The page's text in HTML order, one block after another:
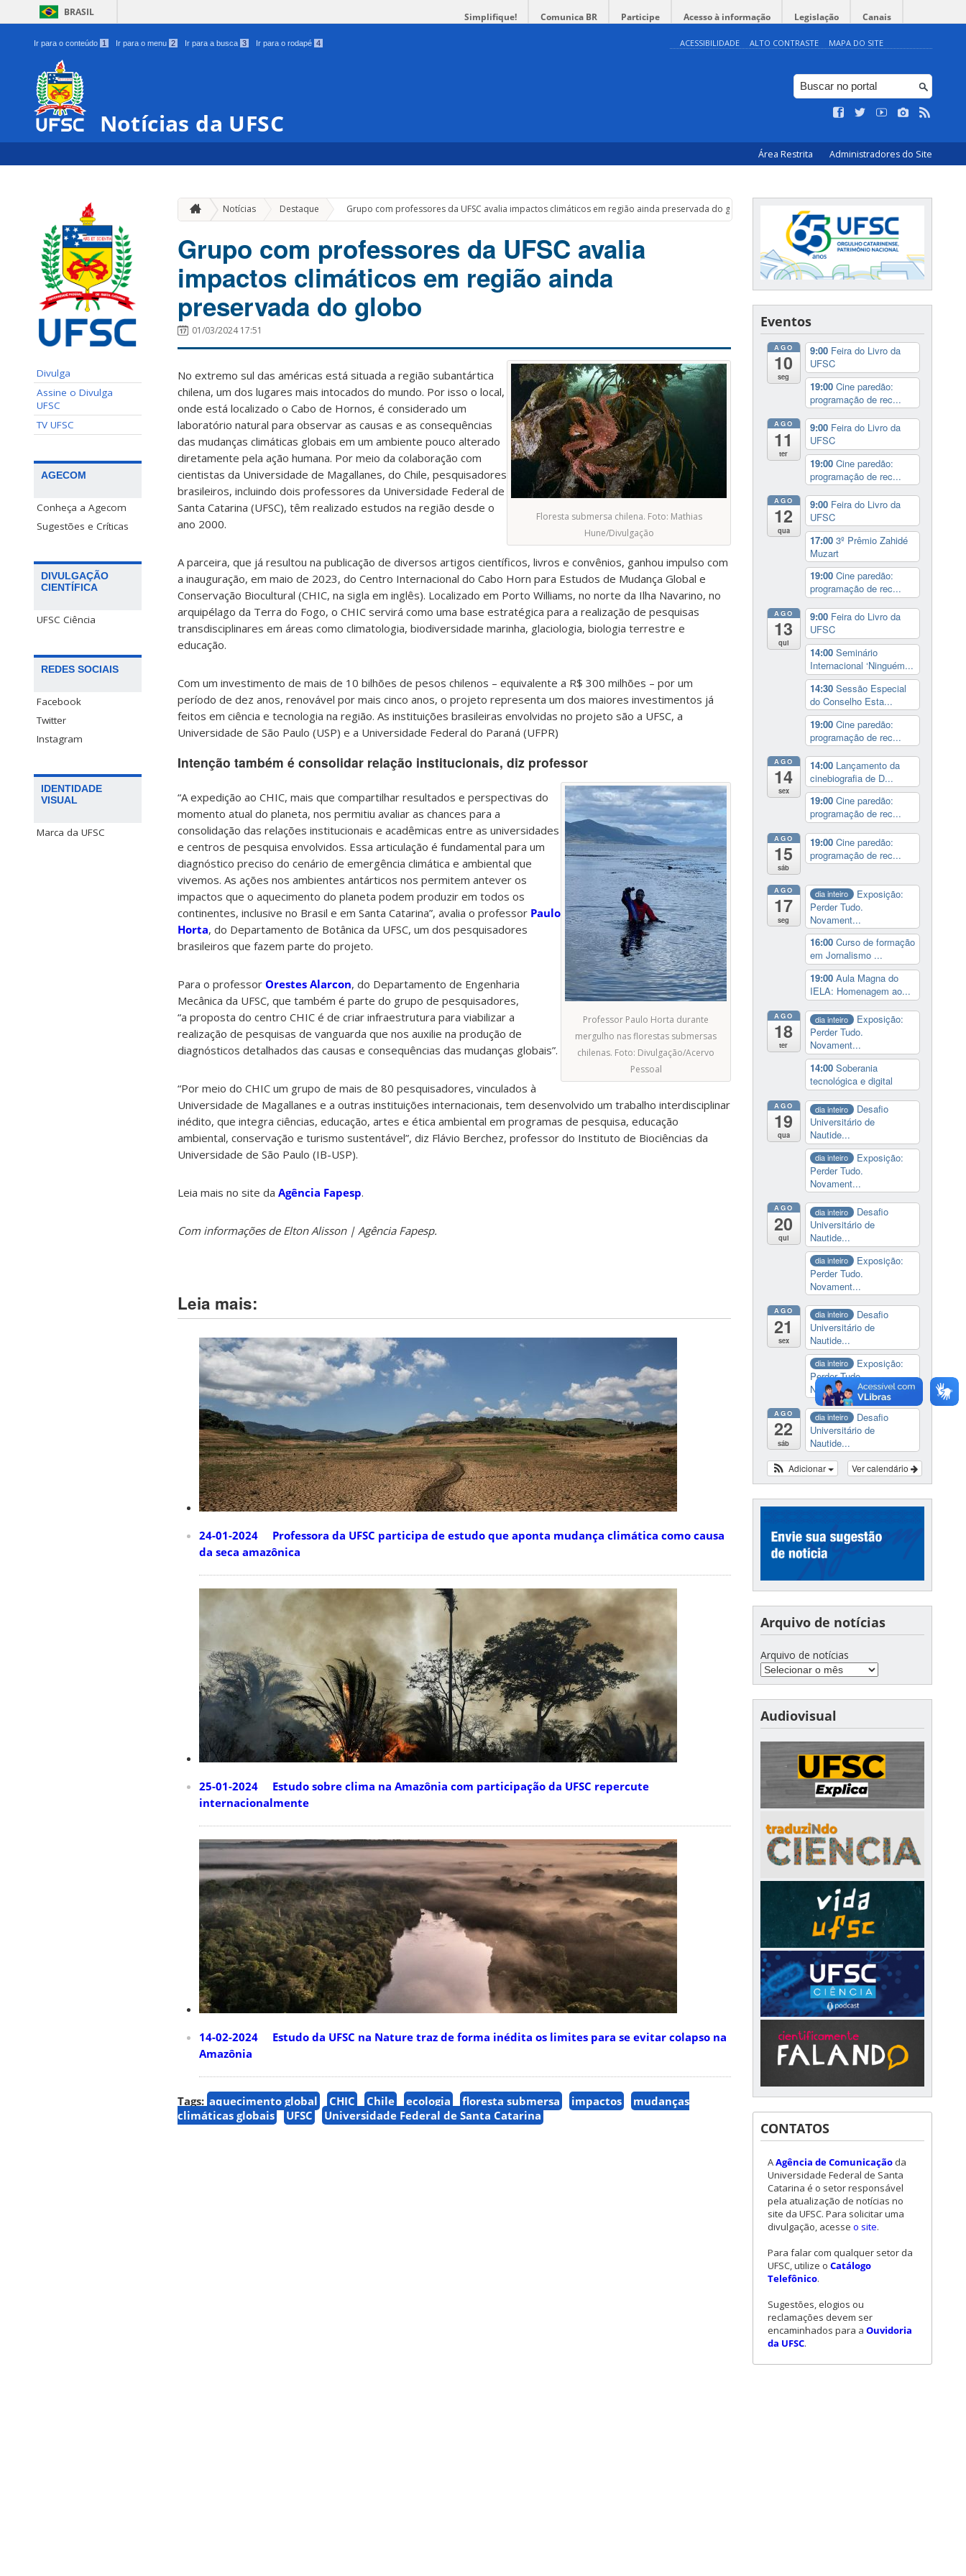
BRASIL Simplifique! Comunica BR Participe Acesso à informação Legislação Canais
Ir para o conteúdo 1 Ir para o menu 2 Ir para a busca 3 Ir para o rodapé 4 ACESSIBILIDADE ALTO CONTRASTE MAPA DO SITE
Notícias da UFSC
Área Restrita Administradores do Site
Divulga
Assine o Divulga
UFSC
TV UFSC
AGECOM
Conheça a Agecom
Sugestões e Críticas
DIVULGAÇÃO
CIENTÍFICA
UFSC Ciência
REDES SOCIAIS
Facebook
Twitter
Instagram
IDENTIDADE
VISUAL
Marca da UFSC
Notícias Destaque » Grupo com professores da UFSC avalia impactos climáticos em região ainda preservada do globo
Grupo com professores da UFSC avalia
impactos climáticos em região ainda
preservada do globo
01/03/2024 17:51
Floresta submersa chilena. Foto: Mathias
Hune/Divulgação
No extremo sul das américas está situada a região subantártica
chilena, um dos lugares mais intocados do mundo. Por isso o local,
onde está localizado o Cabo de Hornos, é considerado um
laboratório natural para observar as causas e as consequências
das mudanças climáticas globais em um ambiente pouco alterado
diretamente pela ação humana. Por meio da colaboração com
cientistas da Universidade de Magallanes, do Chile, pesquisadores
brasileiros, incluindo dois professores da Universidade Federal de
Santa Catarina (UFSC), têm realizado estudos na região desde o
ano 2000.
A parceira, que já resultou na publicação de diversos artigos científicos, livros e convênios, ganhou impulso com
a inauguração, em maio de 2023, do Centro Internacional do Cabo Horn para Estudos de Mudança Global e
Conservação Biocultural (CHIC, na sigla em inglês). Localizado em Porto Williams, no norte da Ilha Navarino, no
arquipélago da Terra do Fogo, o CHIC servirá como uma base estratégica para a realização de pesquisas
transdisciplinares em áreas como climatologia, biodiversidade marinha, glaciologia, biologia terrestre e
educação.
Com um investimento de mais de 10 bilhões de pesos chilenos – equivalente a R$ 300 milhões – por um
período de dez anos, renovável por mais cinco anos, o projeto representa um dos maiores investimentos já
feitos em ciência e tecnologia na região. As instituições brasileiras envolvidas no projeto são a UFSC, a
Universidade de São Paulo (USP) e a Universidade Federal do Paraná (UFPR)
Intenção também é consolidar relação institucionais, diz professor
Professor Paulo Horta durante
mergulho nas florestas submersas
chilenas. Foto: Divulgação/Acervo
Pessoal
“A expedição ao CHIC, mais que compartilhar resultados e perspectivas do
momento atual do planeta, nos permitiu avaliar as chances para a
consolidação das relações institucionais e acadêmicas entre as universidades
e centros de pesquisa envolvidos. Essa articulação é fundamental para um
diagnóstico preciso do cenário de emergência climática e ambiental que
vivemos. As ações nos ambientes antárticos nos permitem antever os
impactos que o aquecimento do planeta podem produzir em todos os
continentes, inclusive no Brasil e em Santa Catarina”, avalia o professor Paulo
Horta, do Departamento de Botânica da UFSC, um dos pesquisadores
brasileiros que fazem parte do projeto.
Para o professor Orestes Alarcon, do Departamento de Engenharia
Mecânica da UFSC, que também é parte do grupo de pesquisadores,
“a proposta do centro CHIC é de criar infraestrutura para viabilizar a
realização de pesquisas de vanguarda que nos auxilie na produção de
diagnósticos detalhados das causas e consequências das mudanças globais”.
“Por meio do CHIC um grupo de mais de 80 pesquisadores, vinculados à
Universidade de Magallanes e a outras instituições internacionais, tem desenvolvido um trabalho interdisciplinar
inédito, que integra ciências, educação, artes e ética ambiental em programas de pesquisa, educação
ambiental, conservação e turismo sustentável”, diz Flávio Berchez, professor do Instituto de Biociências da
Universidade de São Paulo (IB-USP).
Leia mais no site da Agência Fapesp.
Com informações de Elton Alisson | Agência Fapesp.
Leia mais:
24-01-2024 Professora da UFSC participa de estudo que aponta mudança climática como causa
da seca amazônica
25-01-2024 Estudo sobre clima na Amazônia com participação da UFSC repercute
internacionalmente
14-02-2024 Estudo da UFSC na Nature traz de forma inédita os limites para se evitar colapso na
Amazônia
Tags: aquecimento global CHIC Chile ecologia floresta submersa impactos
mudanças
climáticas globais
UFSC Universidade Federal de Santa Catarina
Eventos
AGO
10
seg
9:00 Feira do Livro da
UFSC
19:00 Cine paredão:
programação de rec...
AGO
11
ter
9:00 Feira do Livro da
UFSC
19:00 Cine paredão:
programação de rec...
AGO
12
qua
9:00 Feira do Livro da
UFSC
17:00 3º Prêmio Zahidé
Muzart
19:00 Cine paredão:
programação de rec...
AGO
13
qui
9:00 Feira do Livro da
UFSC
14:00 Seminário
Internacional ‘Ninguém...
14:30 Sessão Especial
do Conselho Esta...
19:00 Cine paredão:
programação de rec...
AGO
14
sex
14:00 Lançamento da
cinebiografia de D...
19:00 Cine paredão:
programação de rec...
AGO
15
sáb
19:00 Cine paredão:
programação de rec...
AGO
17
seg
dia inteiro
Exposição:
Perder Tudo.
Novament...
16:00 Curso de formação
em Jornalismo ...
19:00 Aula Magna do
IELA: Homenagem ao...
AGO
18
ter
dia inteiro
Exposição:
Perder Tudo.
Novament...
14:00 Soberania
tecnológica e digital
AGO
19
qua
dia inteiro
Desafio
Universitário de
Nautide...
dia inteiro
Exposição:
Perder Tudo.
Novament...
AGO
20
qui
dia inteiro
Desafio
Universitário de
Nautide...
dia inteiro
Exposição:
Perder Tudo.
Novament...
AGO
21
sex
dia inteiro
Desafio
Universitário de
Nautide...
dia inteiro
Exposição:
Perder Tudo.
Novament...
AGO
22
sáb
dia inteiro
Desafio
Universitário de
Nautide...
Ver calendário
Adicionar
Arquivo de notícias
Arquivo de notícias
Audiovisual
CONTATOS
AAgência de Comunicação da
Universidade Federal de Santa
Catarina é o setor responsável
pela atualização de notícias no
site da UFSC. Para solicitar uma
divulgação, acesse o site.
Para falar com qualquer setor da
UFSC, utilize o Catálogo
Telefônico.
Sugestões, elogios ou
reclamações devem ser
encaminhados para a Ouvidoria
da UFSC.